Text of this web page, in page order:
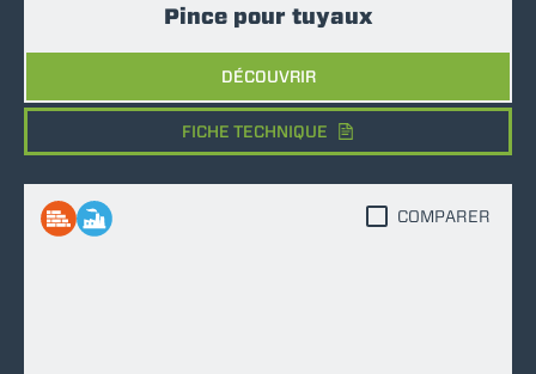
Pince pour tuyaux
DÉCOUVRIR
FICHE TECHNIQUE
COMPARER